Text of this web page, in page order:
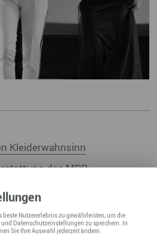
Kleiderwahnsinn
des MDR
beste Nutzererlebnis zu gewährleisten, um die
Datenschutzeinstellungen zu speichern. In
Sie Ihre Auswahl jederzeit ändern.